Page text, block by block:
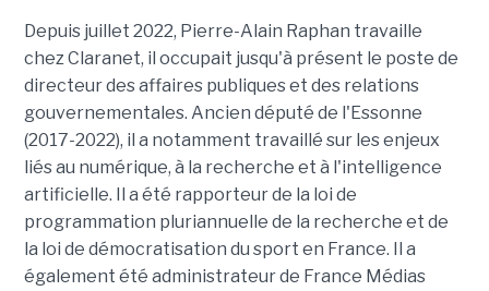
Depuis juillet 2022, Pierre-Alain Raphan travaille
chez Claranet, il occupait jusqu'à présent le poste de
directeur des affaires publiques et des relations
gouvernementales. Ancien député de l'Essonne
(2017-2022), il a notamment travaillé sur les enjeux
liés au numérique, à la recherche et à l'intelligence
artificielle. Il a été rapporteur de la loi de
programmation pluriannuelle de la recherche et de
la loi de démocratisation du sport en France. Il a
également été administrateur de France Médias